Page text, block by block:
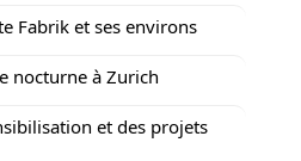
Fabrik et ses environs
nocturne à Zurich
et des projets